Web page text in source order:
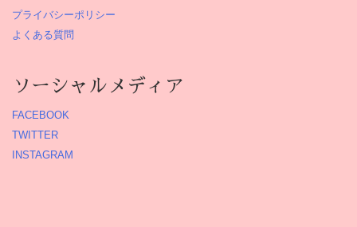
プライバシーポリシー
よくある質問
ソーシャルメディア
FACEBOOK
TWITTER
INSTAGRAM